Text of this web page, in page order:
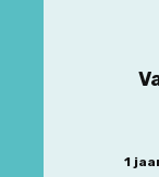
1